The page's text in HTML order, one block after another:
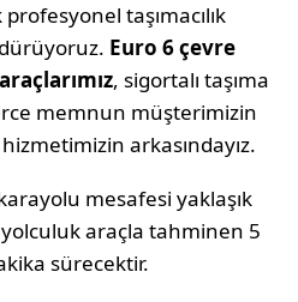
taşımacılık
Euro 6 çevre
, sigortalı taşıma
memnun müşterimizin
arkasındayız.
mesafesi yaklaşık
yolculuk araçla tahminen 5
sürecektir.